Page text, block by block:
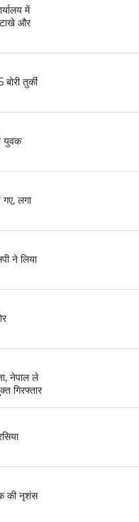
में
और
तुर्की
युवक
लगा
ने लिया
नेपाल ले
गिरफ्तार
की नृशंस